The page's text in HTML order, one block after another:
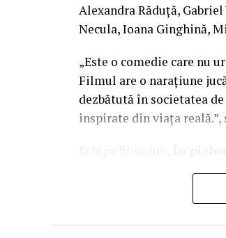
Alexandra Răduță,
Necula, Ioana Ginghină,
„Este o comedie care
Filmul are o narațiune
dezbătută în societatea
inspirate din viața reală.”,
abordare amuzantă a
mai greu/ mai ușor. În
sfârșit, după multe
despre relațiile lor,